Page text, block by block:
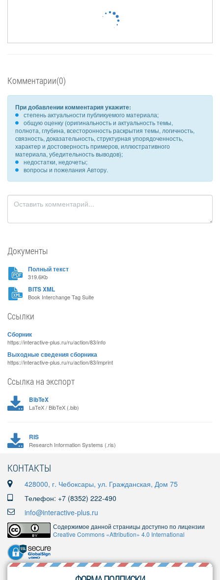
Комментарии(0)
При добавлении комментария укажите:
степень актуальности публикуемого материала;
общую оценку (оригинальность и актуальность темы,
полнота, глубина, всесторонность раскрытия темы, логичность,
связность, доказательность, структурная упорядоченность,
характер и достоверность примеров, иллюстративного
материала, убедительность выводов);
недостатки, недочеты;
вопросы и пожелания Автору.
Документы
Полный текст
319.6Kb
BITS XML
Book Interchange Tag Suite
Ссылки
Сборник
https://interactive-plus.ru/ru/action/83/info
Выходные сведения сборника
https://interactive-plus.ru/ru/action/83/imprint
Ссылка на экспорт
BibTeX
LaTeX / BibTeX (.bib)
RIS
Research Information Systems (.ris)
КОНТАКТЫ
428000, г. Чебоксары, ул. Гражданская, Дом 75
Телефон: +7 (8352) 222-490
info@interactive-plus.ru
Содержимое данной страницы доступно по лицензии
Creative Commons «Attribution» 4.0 International